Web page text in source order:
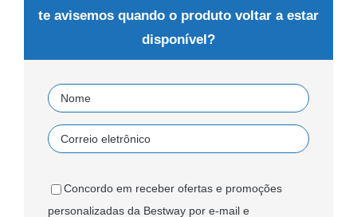
te avisemos quando o produto voltar a estar
disponível?
Concordo em receber ofertas e promoções
personalizadas da Bestway por e-mail e